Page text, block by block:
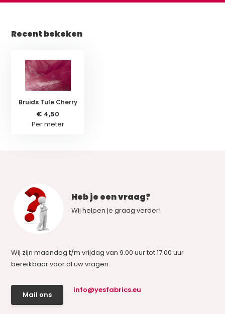
Recent bekeken
Bruids Tule Cherry
€ 4,50
Per meter
Heb je een vraag?
Wij helpen je graag verder!
Wij zijn maandag t/m vrijdag van 9.00 uur tot 17.00 uur
bereikbaar voor al uw vragen.
Mail ons
info@yesfabrics.eu